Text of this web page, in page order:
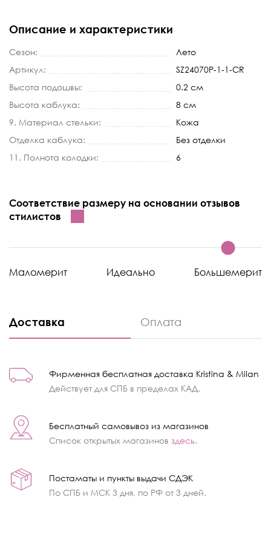
Описание и характеристики
Сезон:
Лето
Артикул:
SZ24070P-1-1-CR
Высота подошвы:
0.2 см
Высота каблука:
8 см
9. Материал стельки:
Кожа
Отделка каблука:
Без отделки
11. Полнота колодки:
6
Соответствие размеру на основании отзывов
стилистов
Маломерит Идеально Большемерит
Доставка Оплата
Фирменная бесплатная доставка Kristina & Milan
Действует для СПБ в пределах КАД.
Бесплатный самовывоз из магазинов
Список открытых магазинов здесь.
Постаматы и пункты выдачи СДЭК
По СПБ и МСК 3 дня, по РФ от 3 дней.